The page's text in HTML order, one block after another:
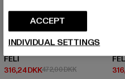
FELI
316,24 DKK
Nuværende pris: 316,24 DKK
472,00 DKKKampagnepris:
ACCEPT
INDIVIDUAL SETTINGS